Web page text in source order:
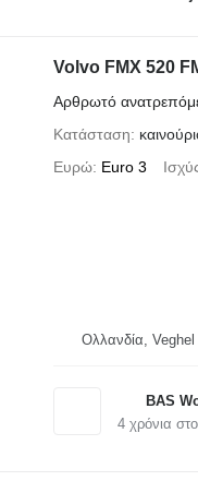
Volvo FMX 520
Αρθρωτό
Κατάσταση
Ευρώ Euro 3
Ολλανδία, Veghel
BAS
4χρόνια